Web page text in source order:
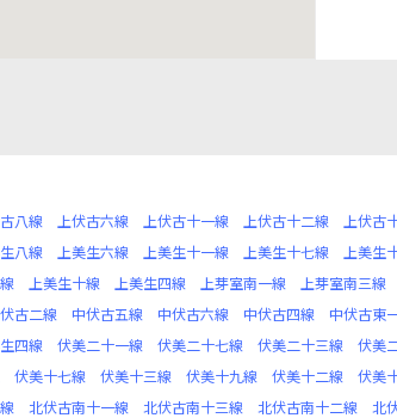
八線 上伏古六線 上伏古十一線 上伏古十二線 上伏古
八線 上美生六線 上美生十一線 上美生十七線 上美生
上美生十線 上美生四線 上芽室南一線 上芽室南三線
古二線 中伏古五線 中伏古六線 中伏古四線 中伏古東
四線 伏美二十一線 伏美二十七線 伏美二十三線 伏美
伏美十七線 伏美十三線 伏美十九線 伏美十二線 伏美
北伏古南十一線 北伏古南十三線 北伏古南十二線 北